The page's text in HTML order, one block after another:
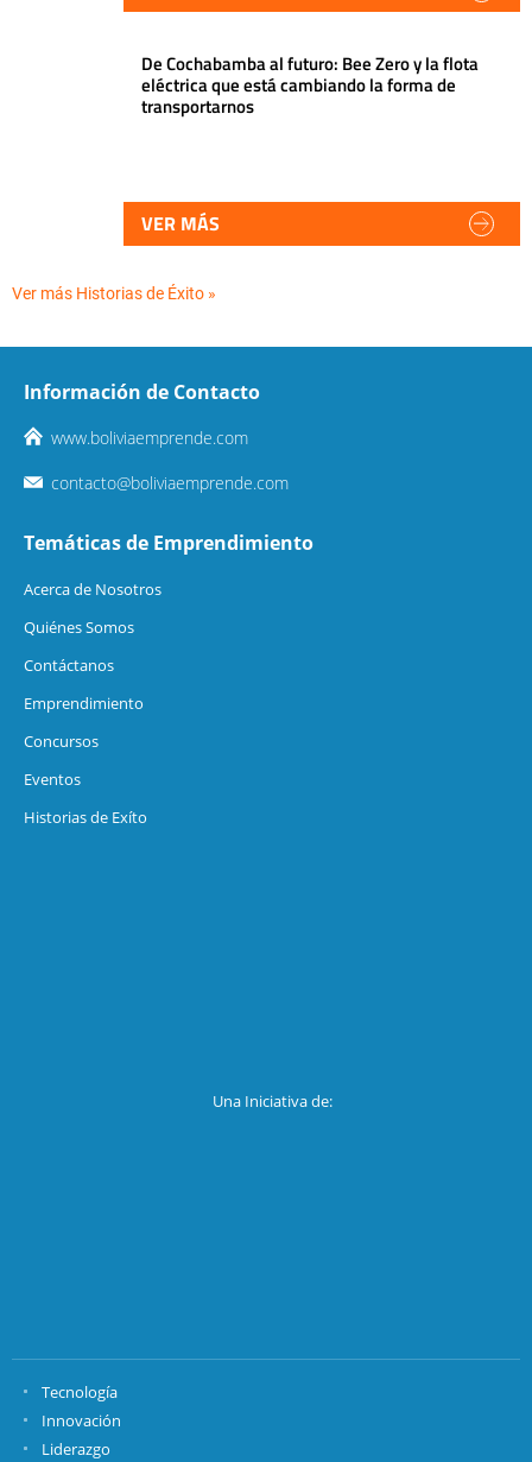
De Cochabamba al futuro: Bee Zero y la flota
eléctrica que está cambiando la forma de
transportarnos
VER MÁS
Ver más Historias de Éxito »
Información de Contacto
www.boliviaemprende.com
contacto@boliviaemprende.com
Temáticas de Emprendimiento
Acerca de Nosotros
Quiénes Somos
Contáctanos
Emprendimiento
Concursos
Eventos
Historias de Exíto
Una Iniciativa de:
Tecnología
Innovación
Liderazgo